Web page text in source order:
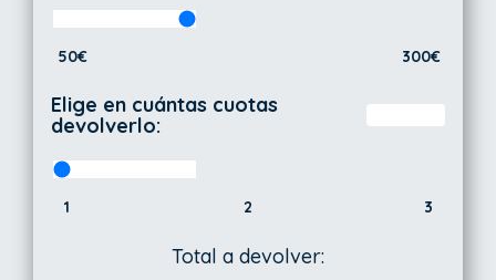
50€ 300€
Elige en cuántas cuotas
devolverlo:
1 2 3
Total a devolver: